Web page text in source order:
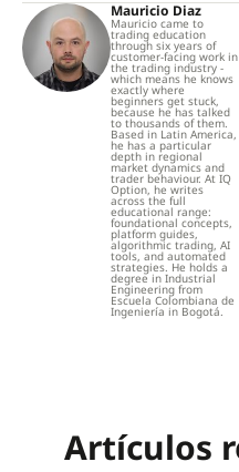
Mauricio Diaz
Mauricio came to
trading education
through six years of
customer-facing work in
the trading industry -
which means he knows
exactly where
beginners get stuck,
because he has talked
to thousands of them.
Based in Latin America,
he has a particular
depth in regional
market dynamics and
trader behaviour. At IQ
Option, he writes
across the full
educational range:
foundational concepts,
platform guides,
algorithmic trading, AI
tools, and automated
strategies. He holds a
degree in Industrial
Engineering from
Escuela Colombiana de
Ingeniería in Bogotá.
Artículos